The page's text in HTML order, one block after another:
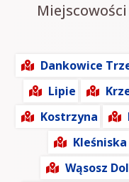
Dankowice
Lipie
Kostrzyna
Kleśniska
Wąsosz